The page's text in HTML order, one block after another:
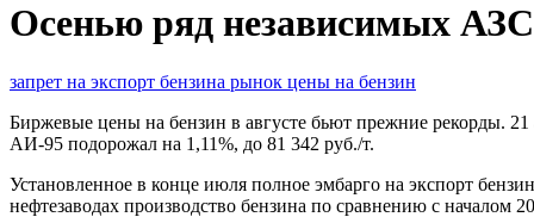
Осенью ряд независимых АЗС
запрет на экспорт бензина рынок цены на бензин
Биржевые цены на бензин в августе бьют прежние рекорды.
АИ-95 подорожал на 1,11%, до 81 342 руб./т.
Установленное в конце июля полное эмбарго на экспорт
нефтезаводах производство бензина по сравнению с началом